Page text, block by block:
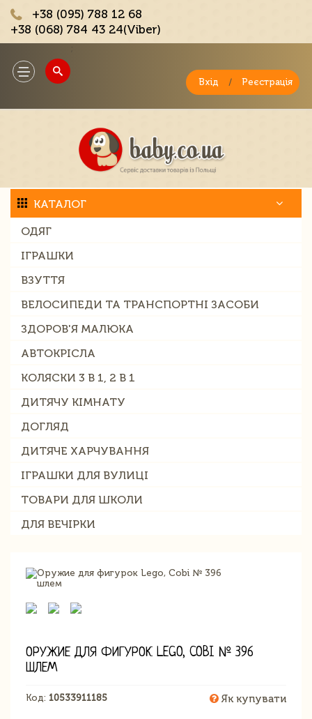
+38 (095) 788 12 68
+38 (068) 784 43 24(Viber)
Toggle
navigation
Вхід / Реєстрація
КАТАЛОГ
ОДЯГ
ІГРАШКИ
ВЗУТТЯ
ВЕЛОСИПЕДИ ТА ТРАНСПОРТНІ ЗАСОБИ
ЗДОРОВ'Я МАЛЮКА
АВТОКРІСЛА
КОЛЯСКИ 3 В 1, 2 В 1
ДИТЯЧУ КІМНАТУ
ДОГЛЯД
ДИТЯЧЕ ХАРЧУВАННЯ
ІГРАШКИ ДЛЯ ВУЛИЦІ
ТОВАРИ ДЛЯ ШКОЛИ
ДЛЯ ВЕЧІРКИ
ОРУЖИЕ ДЛЯ ФИГУРОК LEGO, COBI № 396
ШЛЕМ
Код: 10533911185 Як купувати